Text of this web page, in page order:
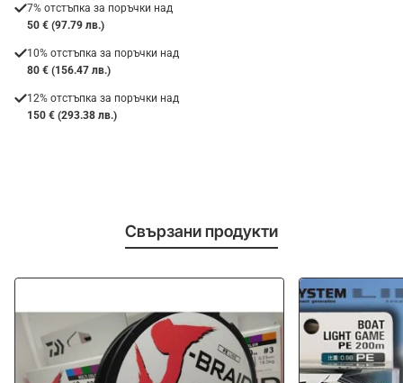
7% отстъпка за поръчки над
50 € (97.79 лв.)
10% отстъпка за поръчки над
80 € (156.47 лв.)
12% отстъпка за поръчки над
150 € (293.38 лв.)
Свързани продукти